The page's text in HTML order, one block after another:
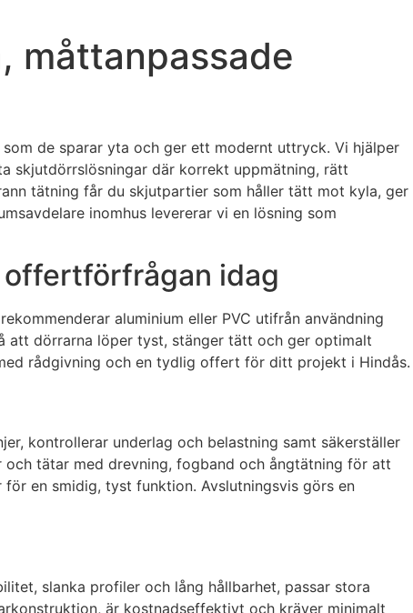
måttanpassade
de sparar yta och ger ett modernt uttryck. Vi hjälper
skjutdörrslösningar där korrekt uppmätning, rätt
tätning får du skjutpartier som håller tätt mot kyla, ger
inomhus levererar vi en lösning som
idag
aluminium eller PVC utifrån användning
att dörrarna löper tyst, stänger tätt och ger optimalt
rådgivning och en tydlig offert för ditt projekt i Hindås.
kontrollerar underlag och belastning samt säkerställer
tätar med drevning, fogband och ångtätning för att
en smidig, tyst funktion. Avslutningsvis görs en
slanka profiler och lång hållbarhet, passar stora
är kostnadseffektivt och kräver minimalt